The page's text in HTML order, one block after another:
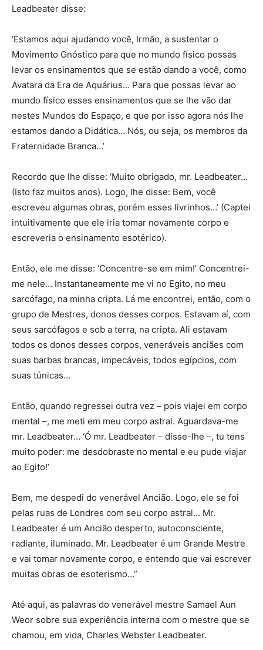
Leadbeater disse:
‘Estamos aqui ajudando você, Irmão, a sustentar o
Movimento Gnóstico para que no mundo físico possas
levar os ensinamentos que se estão dando a você, como
Avatara da Era de Aquárius… Para que possas levar ao
mundo físico esses ensinamentos que se lhe vão dar
nestes Mundos do Espaço, e que por isso agora nós lhe
estamos dando a Didática… Nós, ou seja, os membros da
Fraternidade Branca…’
Recordo que lhe disse: ‘Muito obrigado, mr. Leadbeater…
(Isto faz muitos anos). Logo, lhe disse: Bem, você
escreveu algumas obras, porém esses livrinhos…’ (Captei
intuitivamente que ele iria tomar novamente corpo e
escreveria o ensinamento esotérico).
Então, ele me disse: ‘Concentre-se em mim!’ Concentrei-
me nele… Instantaneamente me vi no Egito, no meu
sarcófago, na minha cripta. Lá me encontrei, então, com o
grupo de Mestres, donos desses corpos. Estavam aí, com
seus sarcófagos e sob a terra, na cripta. Ali estavam
todos os donos desses corpos, veneráveis anciães com
suas barbas brancas, impecáveis, todos egípcios, com
suas túnicas…
Então, quando regressei outra vez – pois viajei em corpo
mental –, me meti em meu corpo astral. Aguardava-me
mr. Leadbeater… ‘Ó mr. Leadbeater – disse-lhe –, tu tens
muito poder: me desdobraste no mental e eu pude viajar
ao Egito!’
Bem, me despedi do venerável Ancião. Logo, ele se foi
pelas ruas de Londres com seu corpo astral… Mr.
Leadbeater é um Ancião desperto, autoconsciente,
radiante, iluminado. Mr. Leadbeater é um Grande Mestre
e vai tomar novamente corpo, e entendo que vai escrever
muitas obras de esoterismo…”
Até aqui, as palavras do venerável mestre Samael Aun
Weor sobre sua experiência interna com o mestre que se
chamou, em vida, Charles Webster Leadbeater.